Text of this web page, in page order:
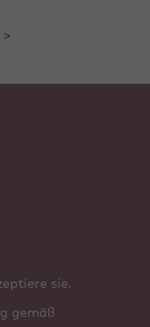
>
sie.
gemäß